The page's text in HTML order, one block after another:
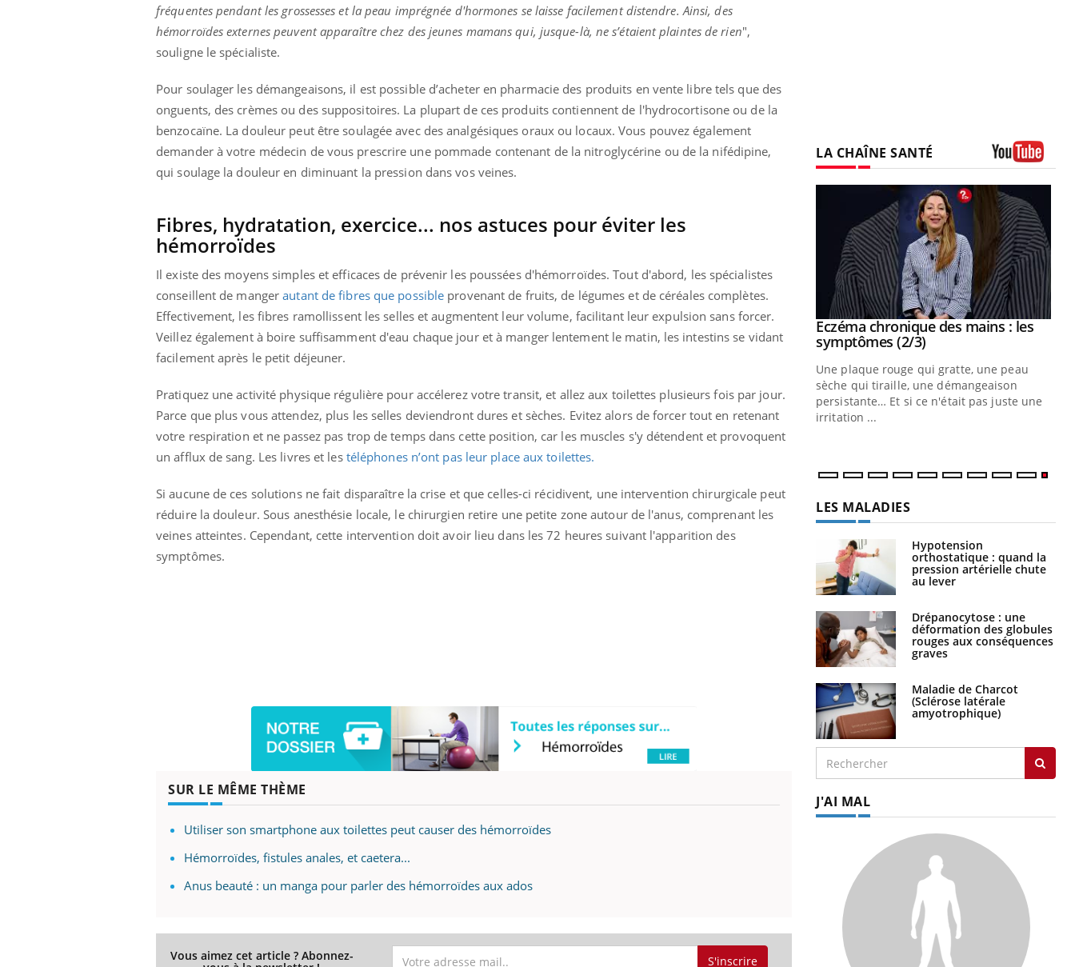
fréquentes pendant les grossesses et la peau imprégnée d'hormones se laisse facilement distendre. Ainsi, des
hémorroïdes externes peuvent apparaître chez des jeunes mamans qui, jusque-là, ne s’étaient plaintes de rien",
souligne le spécialiste.
Pour soulager les démangeaisons, il est possible d’acheter en pharmacie des produits en vente libre tels que des
onguents, des crèmes ou des suppositoires. La plupart de ces produits contiennent de l'hydrocortisone ou de la
benzocaïne. La douleur peut être soulagée avec des analgésiques oraux ou locaux. Vous pouvez également
demander à votre médecin de vous prescrire une pommade contenant de la nitroglycérine ou de la nifédipine,
qui soulage la douleur en diminuant la pression dans vos veines.
Fibres, hydratation, exercice... nos astuces pour éviter les
hémorroïdes
Il existe des moyens simples et efficaces de prévenir les poussées d'hémorroïdes. Tout d'abord, les spécialistes
conseillent de mangerautant de fibres que possible provenant de fruits, de légumes et de céréales complètes.
Effectivement, les fibres ramollissent les selles et augmentent leur volume, facilitant leur expulsion sans forcer.
Veillez également à boire suffisamment d'eau chaque jour et à manger lentement le matin, les intestins se vidant
facilement après le petit déjeuner.
Pratiquez une activité physique régulière pour accélerez votre transit, et allez aux toilettes plusieurs fois par jour.
Parce que plus vous attendez, plus les selles deviendront dures et sèches. Evitez alors de forcer tout en retenant
votre respiration et ne passez pas trop de temps dans cette position, car les muscles s'y détendent et provoquent
un afflux de sang. Les livres et les téléphones n’ont pas leur place aux toilettes.
Si aucune de ces solutions ne fait disparaître la crise et que celles-ci récidivent, une intervention chirurgicale peut
réduire la douleur. Sous anesthésie locale, le chirurgien retire une petite zone autour de l'anus, comprenant les
veines atteintes. Cependant, cette intervention doit avoir lieu dans les 72 heures suivant l'apparition des
symptômes.
SUR LE MÊME THÈME
Utiliser son smartphone aux toilettes peut causer des hémorroïdes
Hémorroïdes, fistules anales, et caetera...
Anus beauté : un manga pour parler des hémorroïdes aux ados
Vous aimez cet article ? Abonnez- S'inscrire
LA CHAÎNE SANTÉ
COUP DE FOOD sur le diabèteYoutube
Coup de food sur le diabète, c'est votre
nouveau rendez-vous culinaire qui
bouscule les idées reçues ! Dans cet
épisode, une ...
Quand l’entreprise mise sur le bien
être globalYoutube
Docteur reçoivent Régis Blugeon, DRH et
directeur ...
Eczéma chronique des mains : au
quotidien (3/3)Youtube
comment protéger vos mains au quotidien
et éviter les ...
Youtube
Eczéma chronique des mains : les
symptômes (2/3)Youtube
Une plaque rouge qui gratte, une peau
sèche qui tiraille, une démangeaison
persistante… Et si ce n'était pas juste une
irritation ...
LES MALADIES
Hypotension
orthostatique : quand la
pression artérielle chute
au lever
Drépanocytose : une
déformation des globules
rouges aux conséquences
graves
Maladie de Charcot
(Sclérose latérale
amyotrophique)
J'AI MAL